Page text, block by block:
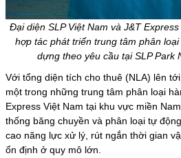
Đại diện SLP Việt Nam và J&T
hợp tác phát triển trung tâm phân
dựng theo yêu cầu tại SLP Park
Với tổng diện tích cho thuê (NLA) lên
một trong những trung tâm phân loại
Express Việt Nam tại khu vực miền
thống băng chuyền và phân loại tự
cao năng lực xử lý, rút ngắn thời gian
ổn định ở quy mô lớn.